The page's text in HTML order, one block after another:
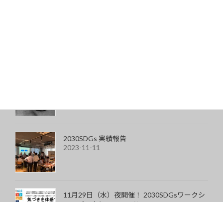
2030SDGs 実績報告
2023-11-11
11月29日（水）夜開催！ 2030SDGsワークシ